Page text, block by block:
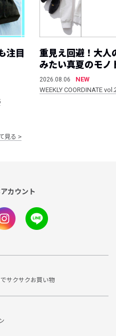
注目
重見え回避！大人
みたい真夏のモノ
2026.08.06
NEW
WEEKLY COORDINATE
見る
カウント
サクサクお買い物